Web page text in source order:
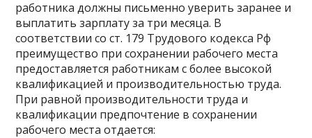
работника должны письменно уверить заранее и
выплатить зарплату за три месяца. В
соответствии со ст. 179 Трудового кодекса Рф
преимущество при сохранении рабочего места
предоставляется работникам с более высокой
квалификацией и производительностью труда.
При равной производительности труда и
квалификации предпочтение в сохранении
рабочего места отдается: